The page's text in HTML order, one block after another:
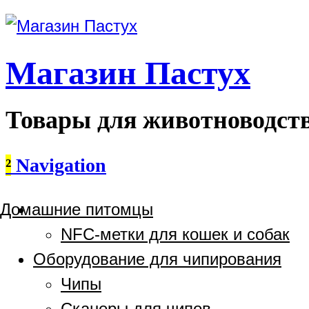
Магазин Пастух
Товары для
² Navigation
Домашние питомцы
NFC-метки для кошек и собак
Оборудование для чипирования
Чипы